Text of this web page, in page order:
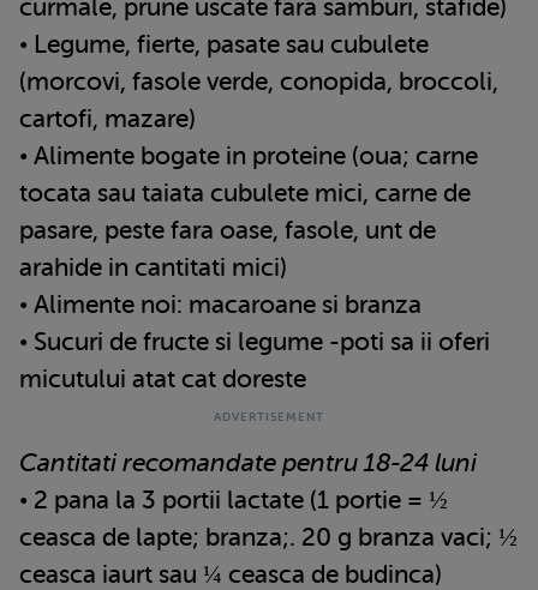
curmale, prune uscate fara samburi, stafide)
• Legume, fierte, pasate sau cubulete
(morcovi, fasole verde, conopida, broccoli,
cartofi, mazare)
• Alimente bogate in proteine (oua; carne
tocata sau taiata cubulete mici, carne de
pasare, peste fara oase, fasole, unt de
arahide in cantitati mici)
• Alimente noi: macaroane si branza
• Sucuri de fructe si legume -poti sa ii oferi
micutului atat cat doreste
Cantitati recomandate pentru 18-24 luni
• 2 pana la 3 portii lactate (1 portie = ½
ceasca de lapte; branza;. 20 g branza vaci; ½
ceasca iaurt sau ¼ ceasca de budinca)